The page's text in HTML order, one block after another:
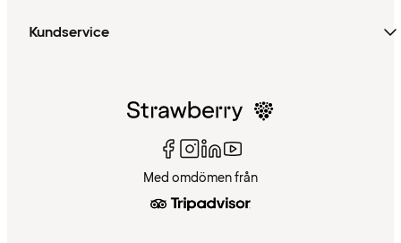
Kundservice
Med omdömen från